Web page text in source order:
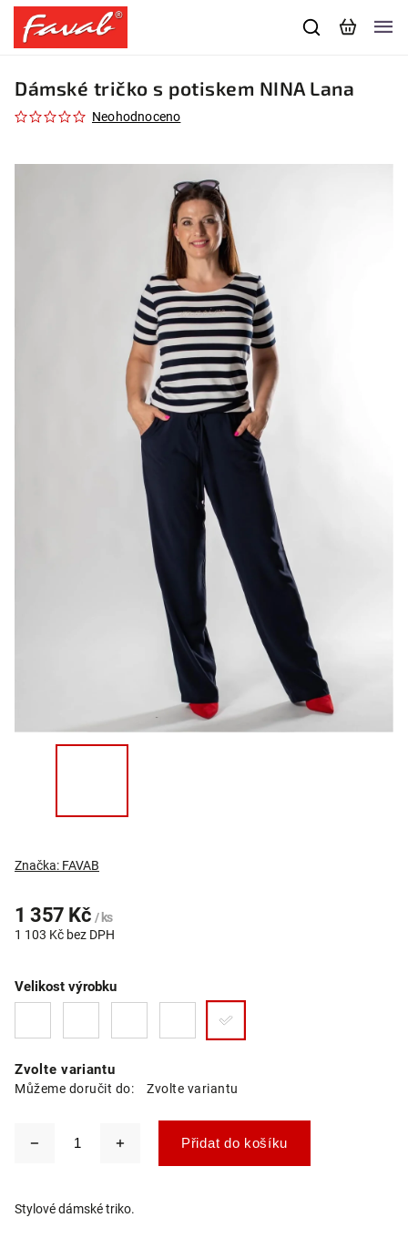
Dámské tričko s potiskem NINA Lana
Neohodnoceno
Značka: FAVAB
1 357 Kč / ks
1 103 Kč bez DPH
Zvolte variantu
Můžeme doručit do: Zvolte variantu
Velikost výrobku
Přidat do košíku
Stylové dámské triko.